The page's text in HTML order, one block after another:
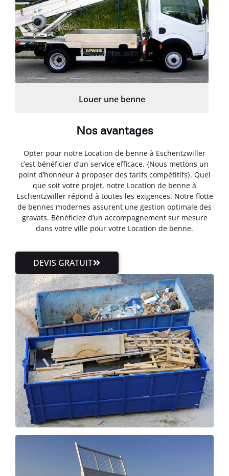
Louer une benne
Nos avantages
Opter pour notre Location de benne à Eschentzwiller
c’est bénéficier d’un service efficace. {Nous mettons un
point d’honneur à proposer des tarifs compétitifs}. Quel
que soit votre projet, notre Location de benne à
Eschentzwiller répond à toutes les exigences. Notre flotte
de bennes modernes assurent une gestion optimale des
gravats. Bénéficiez d’un accompagnement sur mesure
dans votre ville pour votre Location de benne.
DEVIS GRATUIT